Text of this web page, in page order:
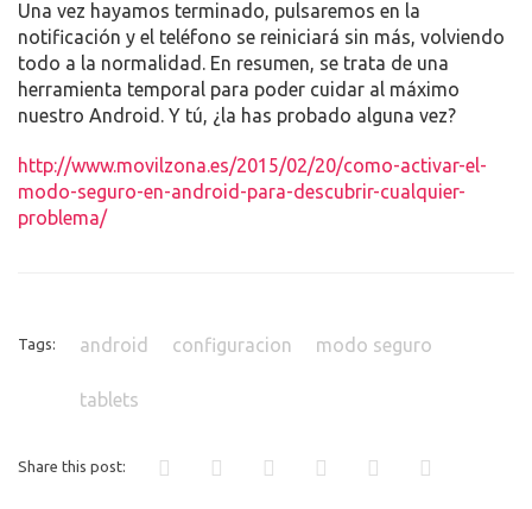
Una vez hayamos terminado, pulsaremos en la
notificación y el teléfono se reiniciará sin más, volviendo
todo a la normalidad. En resumen, se trata de una
herramienta temporal para poder cuidar al máximo
nuestro Android. Y tú, ¿la has probado alguna vez?
http://www.movilzona.es/2015/02/20/como-activar-el-
modo-seguro-en-android-para-descubrir-cualquier-
problema/
Tags: android configuracion modo seguro
tablets
Share this post: